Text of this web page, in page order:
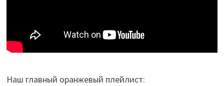
Наш главный оранжевый плейлист: